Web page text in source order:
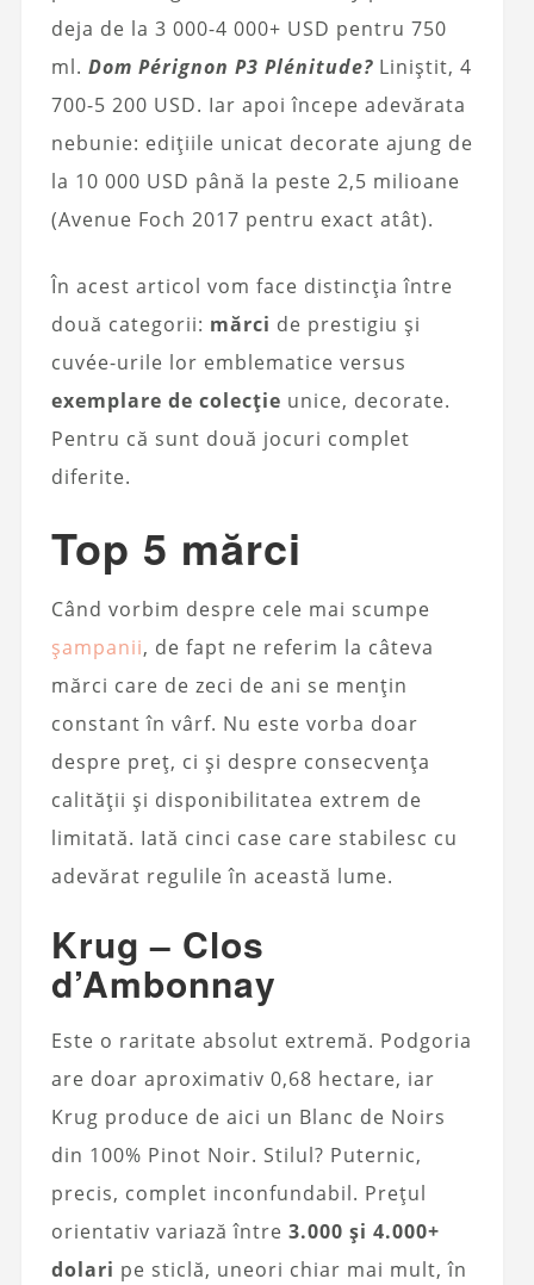
deja de la 3 000-4 000+ USD pentru 750
ml. Dom Pérignon P3 Plénitude?Liniștit, 4
700-5 200 USD. Iar apoi începe adevărata
nebunie: edițiile unicat decorate ajung de
la 10 000 USD până la peste 2,5 milioane
(Avenue Foch 2017 pentru exact atât).
În acest articol vom face distincția între
două categorii: mărci de prestigiu și
cuvée-urile lor emblematice versus
exemplare de colecție unice, decorate.
Pentru că sunt două jocuri complet
diferite.
Top 5 mărci
Când vorbim despre cele mai scumpe
șampanii, de fapt ne referim la câteva
mărci care de zeci de ani se mențin
constant în vârf. Nu este vorba doar
despre preț, ci și despre consecvența
calității și disponibilitatea extrem de
limitată. Iată cinci case care stabilesc cu
adevărat regulile în această lume.
Krug – Clos
d’Ambonnay
Este o raritate absolut extremă. Podgoria
are doar aproximativ 0,68 hectare, iar
Krug produce de aici un Blanc de Noirs
din 100% Pinot Noir. Stilul? Puternic,
precis, complet inconfundabil. Prețul
orientativ variază între 3.000 și 4.000+
dolari pe sticlă, uneori chiar mai mult, în